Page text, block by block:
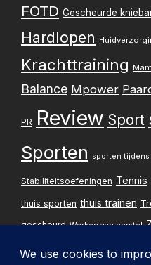
FOTD Gescheurde
Hardlopen
Krachttraining
Balance Mpower
PR Review Sport
Sporten sporten tijdens
Stabiliteitsoefeningen Tennis
thuis sporten thuis trainen
gescheurd Werken aan herstel